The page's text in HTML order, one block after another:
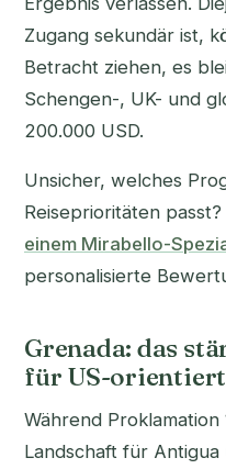
Zugang sekundär ist,
Betracht ziehen, es
Schengen-, UK- und
200.000 USD.
Unsicher, welches
Reiseprioritäten passt?
einem Mirabello-
personalisierte
Grenada: das
für US-
Während
Landschaft für